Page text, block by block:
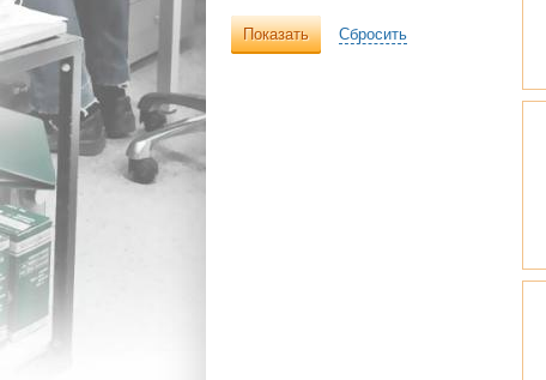
Показать Сбросить